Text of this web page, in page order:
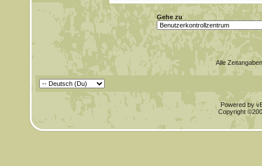
Gehe zu
Alle
Powered by
Copyright